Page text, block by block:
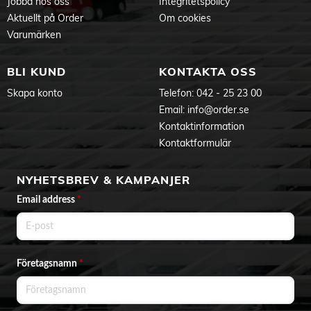
Aktuellt på Order
Varumärken
Om cookies
BLI KUND
Skapa konto
KONTAKTA OSS
Telefon: 042 - 25 23 00
Email: info@order.se
Kontaktinformation
Kontaktformulär
NYHETSBREV & KAMPANJER
Email address *
Företagsnamn*